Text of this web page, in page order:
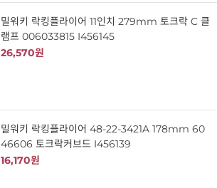
밀워키 락킹플라이어 11인치 279mm 토크락 C 클
램프 006033815 I456145
26,570원
밀워키 락킹플라이어 48-22-3421A 178mm 60
46606 토크락커브드 I456139
16,170원